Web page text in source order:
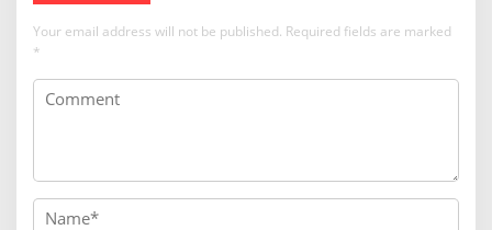
Your email address will not be published. Required fields are marked
*